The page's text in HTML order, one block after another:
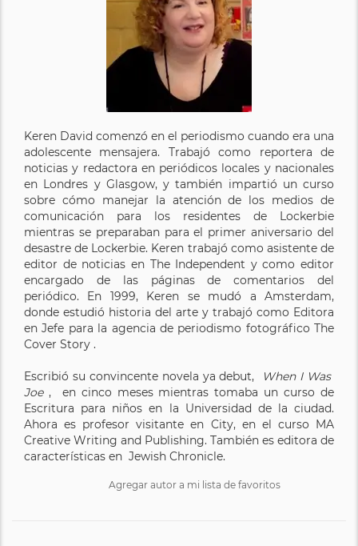
Keren David comenzó en el periodismo cuando era una
adolescente mensajera. Trabajó como reportera de
noticias y redactora en periódicos locales y nacionales
en Londres y Glasgow, y también impartió un curso
sobre cómo manejar la atención de los medios de
comunicación para los residentes de Lockerbie
mientras se preparaban para el primer aniversario del
desastre de Lockerbie. Keren trabajó como asistente de
editor de noticias en The Independent y como editor
encargado de las páginas de comentarios del
periódico. En 1999, Keren se mudó a Amsterdam,
donde estudió historia del arte y trabajó como Editora
en Jefe para la agencia de periodismo fotográfico The
Cover Story .
Escribió su convincente novela ya debut,
When I Was
Joe, en cinco meses mientras tomaba un curso de
Escritura para niños en la Universidad de la ciudad.
Ahora es profesor visitante en City, en el curso MA
Creative Writing and Publishing. También es editora de
características en Jewish Chronicle.
Agregar autor a mi lista de favoritos